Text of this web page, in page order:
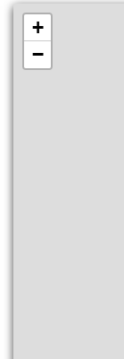
+
−